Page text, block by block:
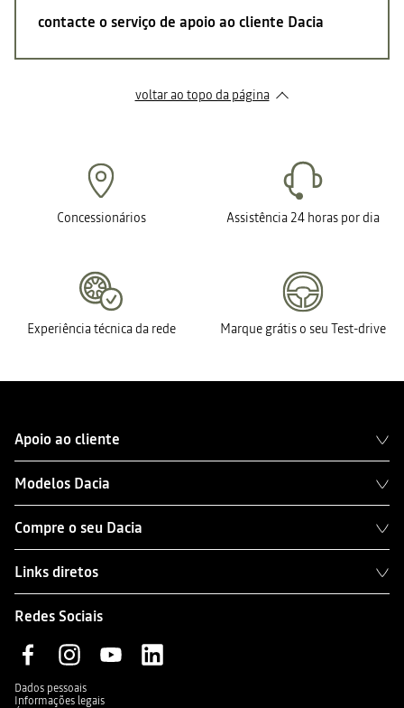
contacte o serviço de apoio ao cliente Dacia
voltar ao topo da página
Concessionários Assistência 24 horas por dia
Experiência técnica da rede Marque grátis o seu Test-drive
Apoio ao cliente
Modelos Dacia
Compre o seu Dacia
Links diretos
Redes Sociais
Dados pessoais
Informações legais